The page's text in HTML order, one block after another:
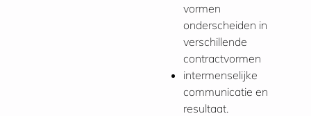
vormen
onderscheiden in
verschillende
contractvormen
intermenselijke
communicatie en
resultaat.